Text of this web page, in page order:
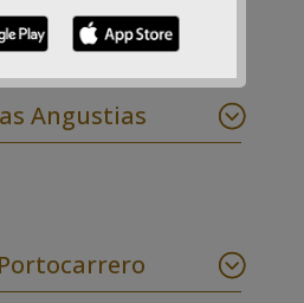
Angustias